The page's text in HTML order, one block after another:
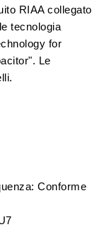
RIAA collegato
tecnologia
for
Le
Conforme